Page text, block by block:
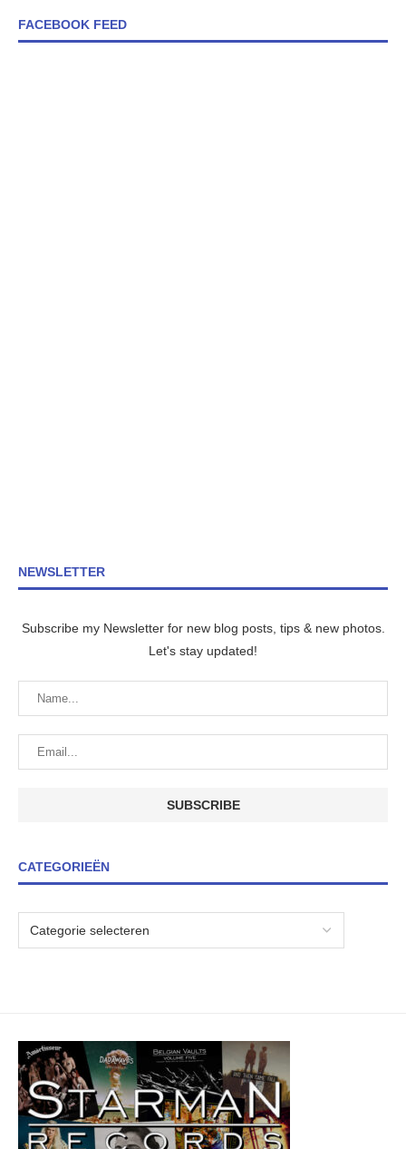
FACEBOOK FEED
NEWSLETTER
Subscribe my Newsletter for new blog posts, tips & new photos.
Let's stay updated!
CATEGORIEËN